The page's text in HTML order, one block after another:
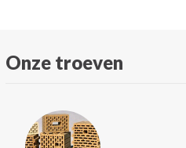
Onze troeven